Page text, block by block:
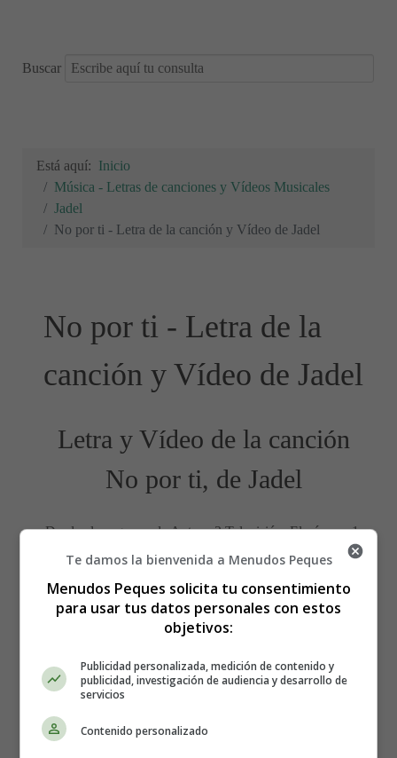
Buscar
Está aquí: Inicio
Música - Letras de canciones y Vídeos Musicales
Jadel
No por ti - Letra de la canción y Vídeo de Jadel
No por ti - Letra de la
canción y Vídeo de Jadel
Letra y Vídeo de la canción
No por ti, de Jadel
Desde el programa de Antena 3 Televisión, El número 1,
se da a conocer Jadel, un joven canario con una voz
Te damos la bienvenida a Menudos Peques
Menudos Peques solicita tu consentimiento
para usar tus datos personales con estos
objetivos:
Publicidad personalizada, medición de contenido y
publicidad, investigación de audiencia y desarrollo de
servicios
Contenido personalizado